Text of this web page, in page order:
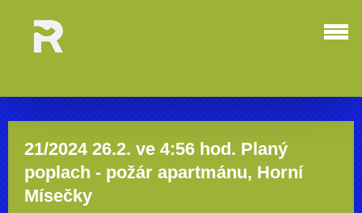
21/2024 26.2. ve 4:56 hod. Planý
poplach - požár apartmánu, Horní
Mísečky